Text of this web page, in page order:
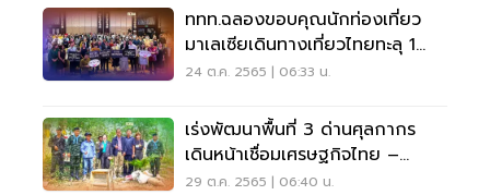
ททท.ฉลองขอบคุณนักท่องเที่ยว
มาเลเซียเดินทางเที่ยวไทยทะลุ 1
ล้านคน
24 ต.ค. 2565 | 06:33 น.
เร่งพัฒนาพื้นที่ 3 ด่านศุลกากร
เดินหน้าเชื่อมเศรษฐกิจไทย –
มาเลเซีย
29 ต.ค. 2565 | 06:40 น.